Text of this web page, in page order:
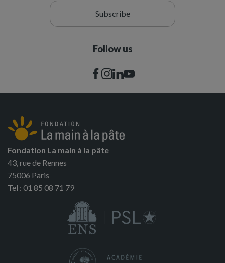
Subscribe
Follow us
Fondation La main à la pâte
43, rue de Rennes
75006 Paris
Tel : 01 85 08 71 79